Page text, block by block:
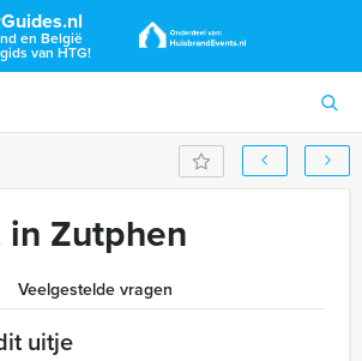
en België
van HTG!
in Zutphen
Veelgestelde vragen
uitje